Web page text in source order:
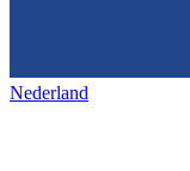
Nederland